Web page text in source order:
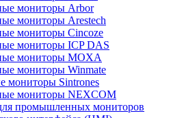
мониторы Arbor
мониторы Arestech
мониторы Cincoze
мониторы ICP DAS
мониторы MOXA
мониторы Winmate
мониторы Sintrones
мониторы NEXCOM
промышленных мониторов